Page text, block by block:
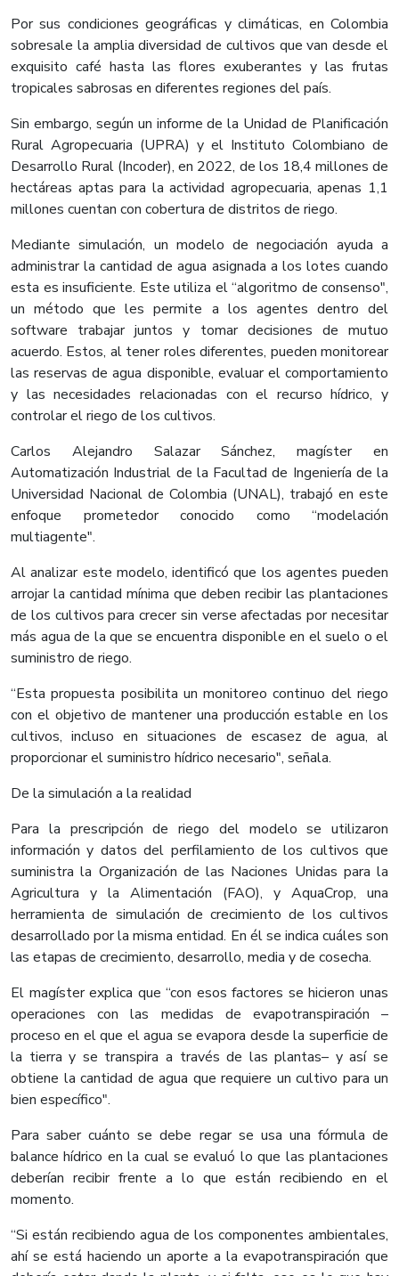
Por sus condiciones geográficas y climáticas, en Colombia
sobresale la amplia diversidad de cultivos que van desde el
exquisito café hasta las flores exuberantes y las frutas
tropicales sabrosas en diferentes regiones del país.
Sin embargo, según un informe de la Unidad de Planificación
Rural Agropecuaria (UPRA) y el Instituto Colombiano de
Desarrollo Rural (Incoder), en 2022, de los 18,4 millones de
hectáreas aptas para la actividad agropecuaria, apenas 1,1
millones cuentan con cobertura de distritos de riego.
Mediante simulación, un modelo de negociación ayuda a
administrar la cantidad de agua asignada a los lotes cuando
esta es insuficiente. Este utiliza el “algoritmo de consenso",
un método que les permite a los agentes dentro del
software trabajar juntos y tomar decisiones de mutuo
acuerdo. Estos, al tener roles diferentes, pueden monitorear
las reservas de agua disponible, evaluar el comportamiento
y las necesidades relacionadas con el recurso hídrico, y
controlar el riego de los cultivos.
Carlos Alejandro Salazar Sánchez, magíster en
Automatización Industrial de la Facultad de Ingeniería de la
Universidad Nacional de Colombia (UNAL), trabajó en este
enfoque prometedor conocido como “modelación
multiagente".
Al analizar este modelo, identificó que los agentes pueden
arrojar la cantidad mínima que deben recibir las plantaciones
de los cultivos para crecer sin verse afectadas por necesitar
más agua de la que se encuentra disponible en el suelo o el
suministro de riego.
“Esta propuesta posibilita un monitoreo continuo del riego
con el objetivo de mantener una producción estable en los
cultivos, incluso en situaciones de escasez de agua, al
proporcionar el suministro hídrico necesario", señala.
De la simulación a la realidad
Para la prescripción de riego del modelo se utilizaron
información y datos del perfilamiento de los cultivos que
suministra la Organización de las Naciones Unidas para la
Agricultura y la Alimentación (FAO), y AquaCrop, una
herramienta de simulación de crecimiento de los cultivos
desarrollado por la misma entidad. En él se indica cuáles son
las etapas de crecimiento, desarrollo, media y de cosecha.
El magíster explica que “con esos factores se hicieron unas
operaciones con las medidas de evapotranspiración –
proceso en el que el agua se evapora desde la superficie de
la tierra y se transpira a través de las plantas– y así se
obtiene la cantidad de agua que requiere un cultivo para un
bien específico".
Para saber cuánto se debe regar se usa una fórmula de
balance hídrico en la cual se evaluó lo que las plantaciones
deberían recibir frente a lo que están recibiendo en el
momento.
“Si están recibiendo agua de los componentes ambientales,
ahí se está haciendo un aporte a la evapotranspiración que